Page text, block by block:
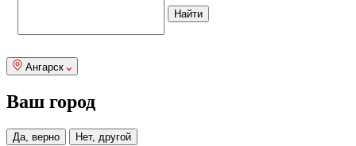
Ангарск
Ваш город
Да, верно Нет, другой